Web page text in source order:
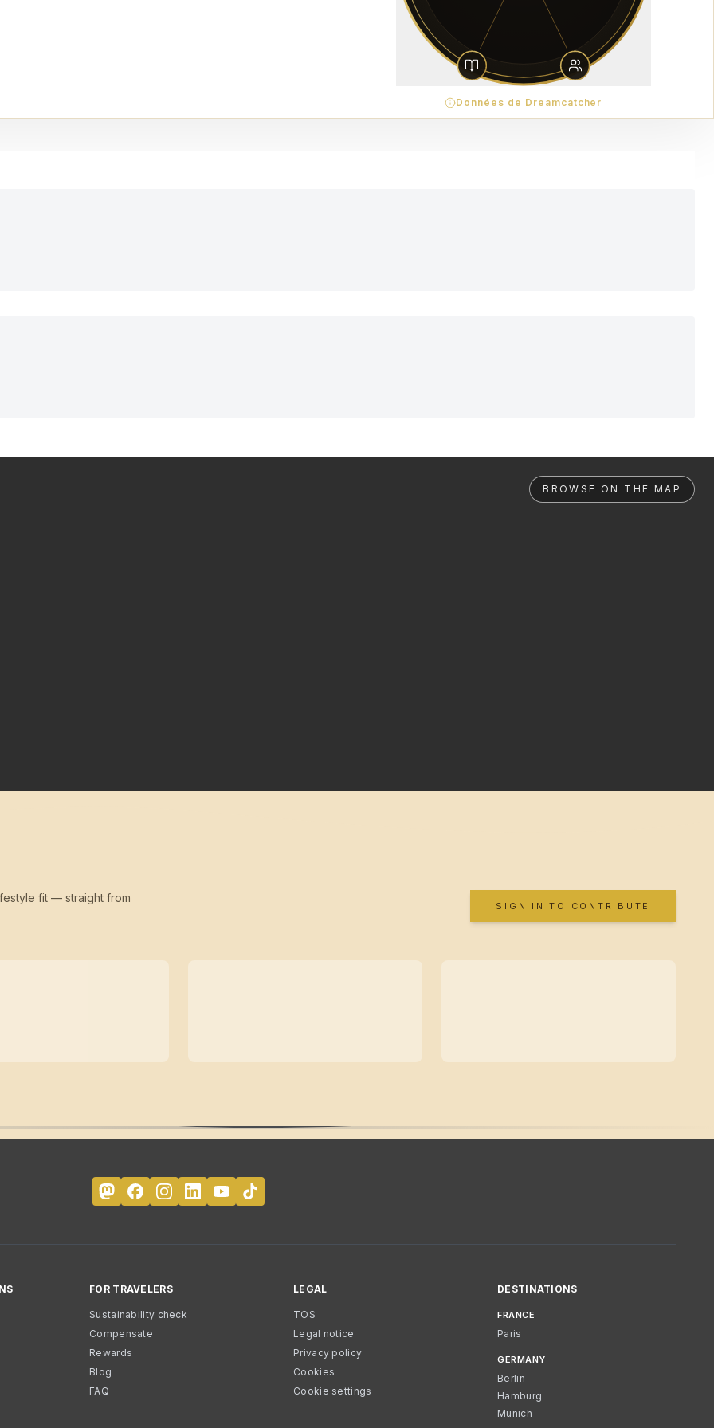
Données de Dreamcatcher
BROWSE ON THE MAP
fit — straight from
SIGN IN TO CONTRIBUTE
FOR TRAVELERS
Sustainability check
Compensate
Rewards
Blog
FAQ
LEGAL
TOS
Legal notice
Privacy policy
Cookies
Cookie settings
DESTINATIONS
FRANCE
Paris
GERMANY
Berlin
Hamburg
Munich